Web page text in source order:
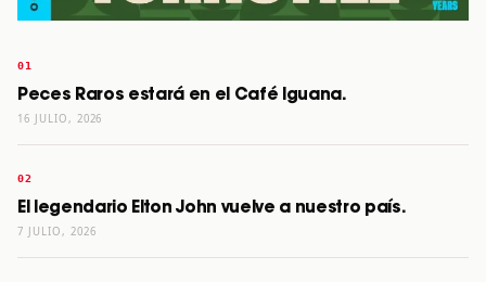
Peces Raros estará en el Café Iguana.
16 JULIO, 2026
El legendario Elton John vuelve a nuestro país.
7 JULIO, 2026